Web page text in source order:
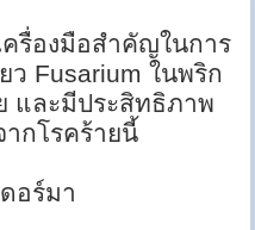
ครื่องมือสำคัญในการ
Fusarium ในพริก
และมีประสิทธิภาพ
กโรคร้ายนี้
อร์มา